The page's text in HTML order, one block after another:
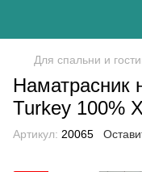
Для спальни и
Наматрасник
Turkey 100%
Артикул: 20065